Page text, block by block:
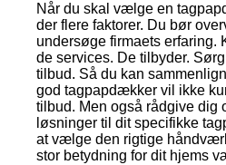
Når du skal vælge en
der flere faktorer. Du bør
undersøge firmaets erfaring.
de services. De tilbyder.
tilbud. Så du kan
god tagpapdækker vil ikke
tilbud. Men også rådgive dig
løsninger til dit specifikke
at vælge den rigtige
stor betydning for dit hjems